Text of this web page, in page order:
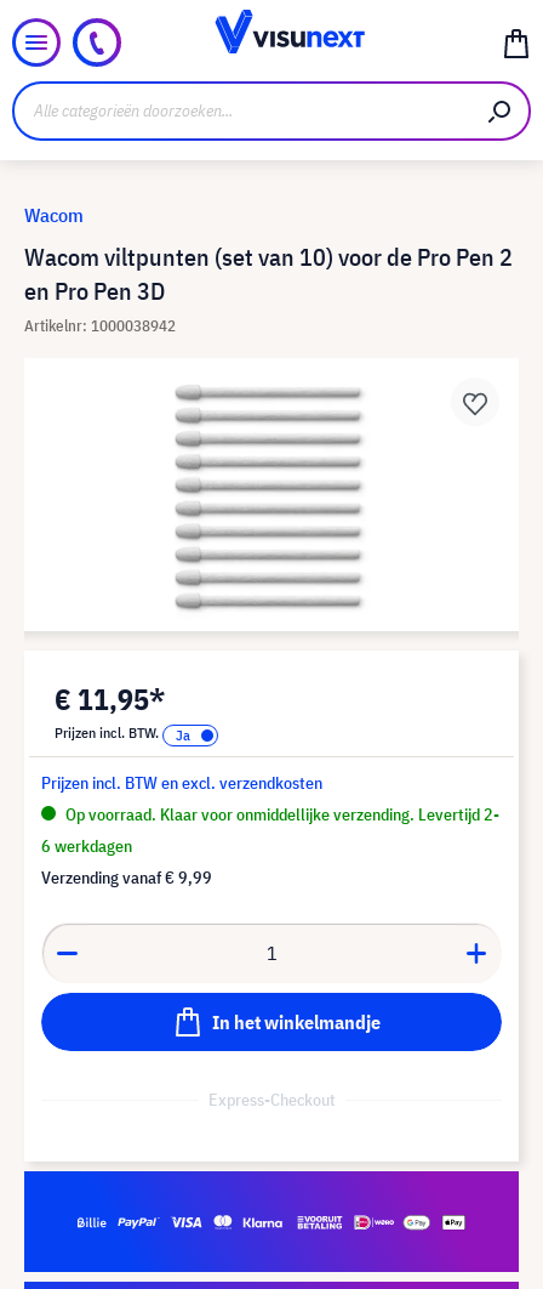
Wacom viltpunten (set van 10) voor de Pro Pen 2
en Pro Pen 3D
Artikelnr: 1000038942
Wacom
€ 11,95*
Prijzen incl. BTW.
Prijzen incl. BTW en excl. verzendkosten
Op voorraad. Klaar voor onmiddellijke verzending. Levertijd 2-
6 werkdagen
Verzending vanaf€ 9,99
In het winkelmandje
Express-Checkout